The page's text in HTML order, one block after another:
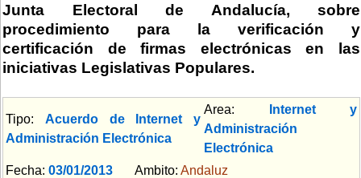
Junta Electoral de Andalucía, sobre
procedimiento para la verificación y
certificación de firmas electrónicas en las
iniciativas Legislativas Populares.
Tipo: Acuerdo de Internet y
Administración Electrónica
Area:
Internet y
Administración
Electrónica
Fecha: 03/01/2013 Ambito: Andaluz